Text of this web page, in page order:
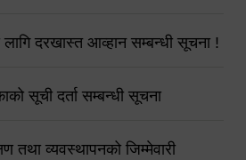
दरखास्त आव्हान सम्बन्धी सूचना !
सूची दर्ता सम्बन्धी सूचना
तथा व्यवस्थापनको जिम्मेवारी